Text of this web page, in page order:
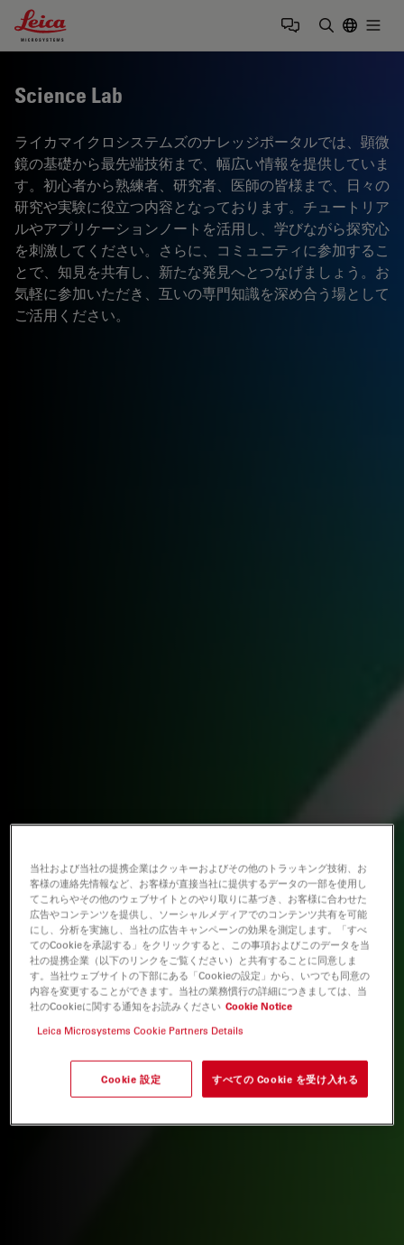
Leica Microsystems Logo
Science Lab
ライカマイクロシステムズのナレッジポータルでは、顕微
鏡の基礎から最先端技術まで、幅広い情報を提供していま
す。初心者から熟練者、研究者、医師の皆様まで、日々の
研究や実験に役立つ内容となっております。チュートリア
ルやアプリケーションノートを活用し、学びながら探究心
を刺激してください。さらに、コミュニティに参加するこ
とで、知見を共有し、新たな発見へとつなげましょう。お
気軽に参加いただき、互いの専門知識を深め合う場として
ご活用ください。
当社および当社の提携企業はクッキーおよびその他のトラッキング技術、お
客様の連絡先情報など、お客様が直接当社に提供するデータの一部を使用し
てこれらやその他のウェブサイトとのやり取りに基づき、お客様に合わせた
広告やコンテンツを提供し、ソーシャルメディアでのコンテンツ共有を可能
にし、分析を実施し、当社の広告キャンペーンの効果を測定します。「すべ
てのCookieを承認する」をクリックすると、この事項およびこのデータを当
社の提携企業（以下のリンクをご覧ください）と共有することに同意しま
す。当社ウェブサイトの下部にある「Cookieの設定」から、いつでも同意の
内容を変更することができます。当社の業務慣行の詳細につきましては、当
社のCookieに関する通知をお読みください Cookie Notice
Leica Microsystems Cookie Partners Details
Cookie 設定 すべての Cookie を受け入れる